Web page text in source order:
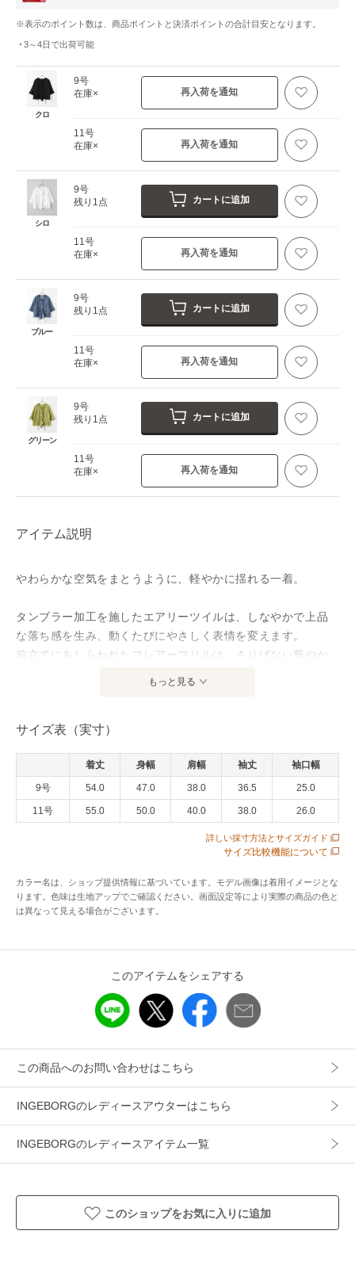
※表示のポイント数は、商品ポイントと決済ポイントの合計目安となります。
3～4日で出荷可能
クロ
9号
在庫×
再入荷を通知
11号
在庫×
再入荷を通知
シロ
9号
残り1点
カートに追加
11号
在庫×
再入荷を通知
ブルー
9号
残り1点
カートに追加
11号
在庫×
再入荷を通知
グリーン
9号
残り1点
カートに追加
11号
在庫×
再入荷を通知
アイテム説明
やわらかな空気をまとうように、軽やかに揺れる一着。
タンブラー加工を施したエアリーツイルは、しなやかで上品
な落ち感を生み、動くたびにやさしく表情を変えます。
前立てにあしらわれたフレアーフリルは、さりげない華やか
に合わせて自在に。
そこから広がるサイドから後身頃へ続く二段フリルが、歩く
たびにふわりと揺れ、後ろ姿までも印象的に彩ります。
七分袖が軽やかな抜け感を添え、パネルラインで整えたミド
す。
<お取り扱いのご注意>
生成り、淡色製品の洗濯の際は、蛍光増白剤の入っている洗
剤の使用をお避けください。
必ず先に洗剤を水に溶かしてから製品を入れてください。
洗濯は、ドライクリーニングまたは手洗いでお願いします。
ください。
アイテム情報
もっと見る
サイズ表（実寸）
着丈 身幅 肩幅 袖丈 袖口幅
9号 54.0 47.0 38.0 36.5 25.0
11号 55.0 50.0 40.0 38.0 26.0
詳しい採寸方法とサイズガイド
サイズ比較機能について
カラー名は、ショップ提供情報に基づいています。モデル画像は着用イメージとな
ります。色味は生地アップでご確認ください。画面設定等により実際の商品の色と
は異なって見える場合がございます。
このアイテムをシェアする
この商品へのお問い合わせはこちら
INGEBORGのレディースアウターはこちら
INGEBORGのレディースアイテム一覧
このショップをお気に入りに追加